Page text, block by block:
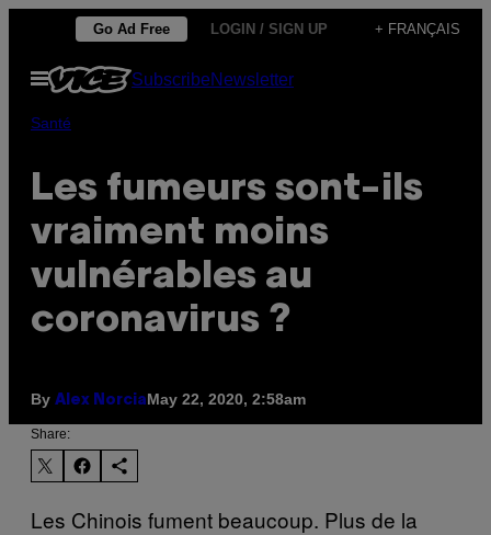
content
Go Ad Free LOGIN / SIGN UP + FRANÇAIS
Open
Menu
SubscribeNewsletter
Santé
Les fumeurs sont-ils
vraiment moins
vulnérables au
coronavirus ?
By Alex NorciaMay 22, 2020, 2:58am
Share:
Les Chinois fument beaucoup. Plus de la